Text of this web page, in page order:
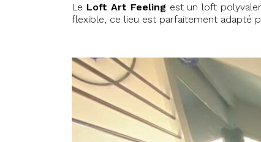
Le Loft Art Feeling est un loft
flexible, ce lieu est parfaitement adapté